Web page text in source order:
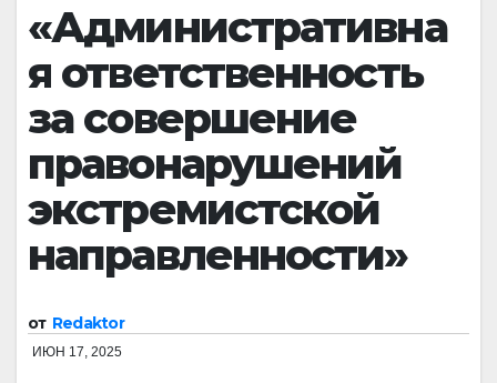
«Административна
я ответственность
за совершение
правонарушений
экстремистской
направленности»
от Redaktor
ИЮН 17, 2025